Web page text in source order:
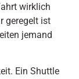
wirklich
geregelt ist
jemand
Ein Shuttle